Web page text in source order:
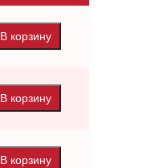
В корзину
В корзину
В корзину